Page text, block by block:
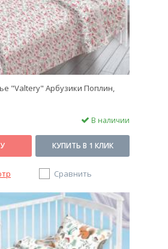
"Valtery" Арбузики Поплин,
В наличии
КУПИТЬ В 1 КЛИК
Сравнить